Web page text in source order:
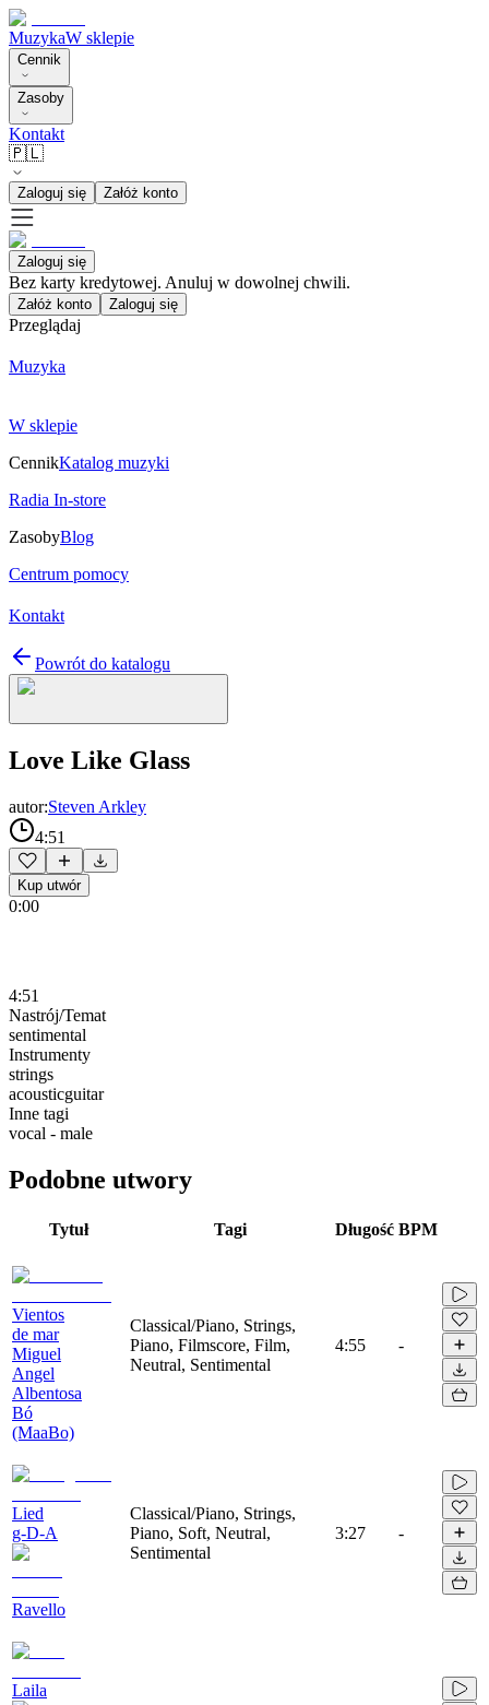
MuzykaW sklepie
Cennik
Zasoby
Kontakt
🇵🇱
Zaloguj się Załóż konto
Zaloguj się
Bez karty kredytowej. Anuluj w dowolnej chwili.
Załóż konto Zaloguj się
Przeglądaj
Muzyka
W sklepie
CennikKatalog muzyki
Radia In-store
ZasobyBlog
Centrum pomocy
Kontakt
Powrót do katalogu
Love Like Glass
autor:Steven Arkley
4:51
Kup utwór
0:00
4:51
Nastrój/Temat
sentimental
Instrumenty
strings
acousticguitar
Inne tagi
vocal - male
Podobne utwory
Tytuł Tagi Długość BPM
Vientos
de mar
Miguel
Angel
Albentosa
Bó
(MaaBo)
Classical/Piano, Strings,
Piano, Filmscore, Film,
Neutral, Sentimental
4:55 -
Lied
g-D-A
Ravello
Classical/Piano, Strings,
Piano, Soft, Neutral,
Sentimental
3:27 -
Laila